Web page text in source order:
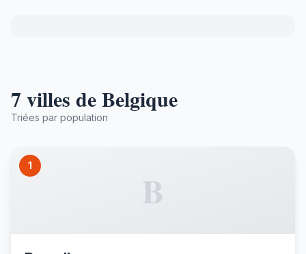
7 villes de Belgique
Triées par population
1
B